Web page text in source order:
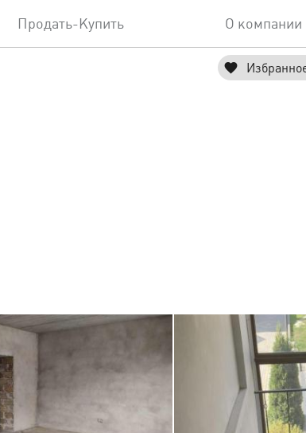
Продать-Купить О компании